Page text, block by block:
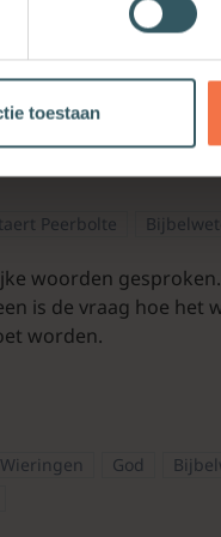
toestaan
en we ontdekten dat
verloren en
uitging naar wat ze
Peerbolte
woorden
is de vraag hoe
worden.
God